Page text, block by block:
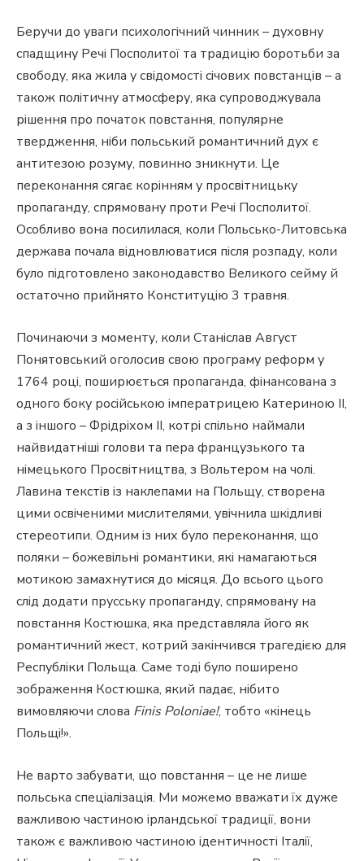
Беручи до уваги психологічний чинник – духовну
спадщину Речі Посполитої та традицію боротьби за
свободу, яка жила у свідомості січових повстанців – а
також політичну атмосферу, яка супроводжувала
рішення про початок повстання, популярне
твердження, ніби польський романтичний дух є
антитезою розуму, повинно зникнути. Це
переконання сягає корінням у просвітницьку
пропаганду, спрямовану проти Речі Посполитої.
Особливо вона посилилася, коли Польсько-Литовська
держава почала відновлюватися після розпаду, коли
було підготовлено законодавство Великого сейму й
остаточно прийнято Конституцію 3 травня.
Починаючи з моменту, коли Станіслав Август
Понятовський оголосив свою програму реформ у
1764 році, поширюється пропаганда, фінансована з
одного боку російською імператрицею Катериною ІІ,
а з іншого – Фрідріхом ІІ, котрі спільно наймали
найвидатніші голови та пера французького та
німецького Просвітництва, з Вольтером на чолі.
Лавина текстів із наклепами на Польщу, створена
цими освіченими мислителями, увічнила шкідливі
стереотипи. Одним із них було переконання, що
поляки – божевільні романтики, які намагаються
мотикою замахнутися до місяця. До всього цього
слід додати прусську пропаганду, спрямовану на
повстання Костюшка, яка представляла його як
романтичний жест, котрий закінчився трагедією для
Республіки Польща. Саме тоді було поширено
зображення Костюшка, який падає, нібито
вимовляючи слова Finis Poloniae!, тобто «кінець
Польщі!».
Не варто забувати, що повстання – це не лише
польська спеціалізація. Ми можемо вважати їх дуже
важливою частиною ірландської традиції, вони
також є важливою частиною ідентичності Італії,